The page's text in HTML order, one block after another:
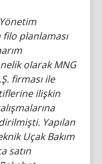
planlaması
olarak MNG
firması ile
ilişkin
Yapılan
Uçak Bakım
satın